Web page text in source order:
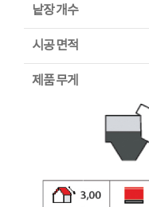
낱장 개수
시공 면적
제품 무게